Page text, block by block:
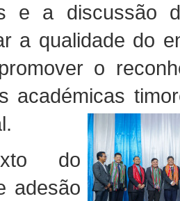
e a discussão
a qualidade do
o
académicas
do
adesão